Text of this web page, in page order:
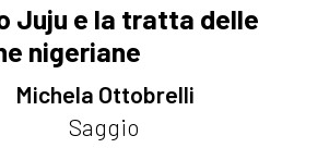
Juju e la tratta delle
nigeriane
Michela Ottobrelli
Saggio